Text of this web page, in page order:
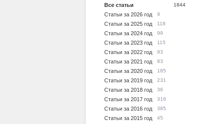
Все статьи 1844
Статьи за 2026 год 9
Статьи за 2025 год 118
Статьи за 2024 год 99
Статьи за 2023 год 115
Статьи за 2022 год 93
Статьи за 2021 год 83
Статьи за 2020 год 185
Статьи за 2019 год 231
Статьи за 2018 год 36
Статьи за 2017 год 316
Статьи за 2016 год 385
Статьи за 2015 год 45